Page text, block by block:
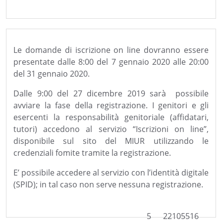
Le domande di iscrizione on line dovranno essere
presentate dalle 8:00 del 7 gennaio 2020 alle 20:00
del 31 gennaio 2020.
Dalle 9:00 del 27 dicembre 2019 sarà possibile
avviare la fase della registrazione. I genitori e gli
esercenti la responsabilità genitoriale (affidatari,
tutori) accedono al servizio “Iscrizioni on line”,
disponibile sul sito del MIUR utilizzando le
credenziali fomite tramite la registrazione.
E’ possibile accedere al servizio con l’identità digitale
(SPID); in tal caso non serve nessuna registrazione.
22105516
5